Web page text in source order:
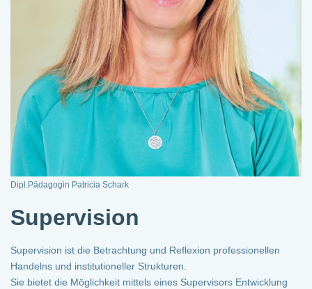
Dipl.Pädagogin Patricia Schark
Supervision
Supervision ist die Betrachtung und Reflexion professionellen
Handelns und institutioneller Strukturen.
Sie bietet die Möglichkeit mittels eines Supervisors Entwicklung